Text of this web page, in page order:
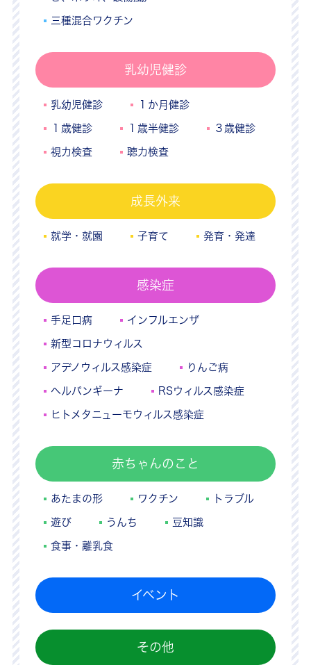
三種混合ワクチン
乳幼児健診
乳幼児健診 １か月健診
１歳健診 １歳半健診 ３歳健診
視力検査 聴力検査
成長外来
就学・就園 子育て 発育・発達
感染症
手足口病 インフルエンザ
新型コロナウィルス
アデノウィルス感染症 りんご病
ヘルパンギーナ RSウィルス感染症
ヒトメタニューモウィルス感染症
赤ちゃんのこと
あたまの形 ワクチン トラブル
遊び うんち 豆知識
食事・離乳食
イベント
その他